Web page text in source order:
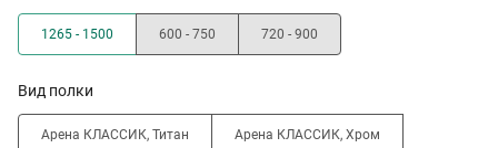
1265 - 1500 600 - 750 720 - 900
Вид полки
Арена КЛАССИК, Титан Арена КЛАССИК, Хром